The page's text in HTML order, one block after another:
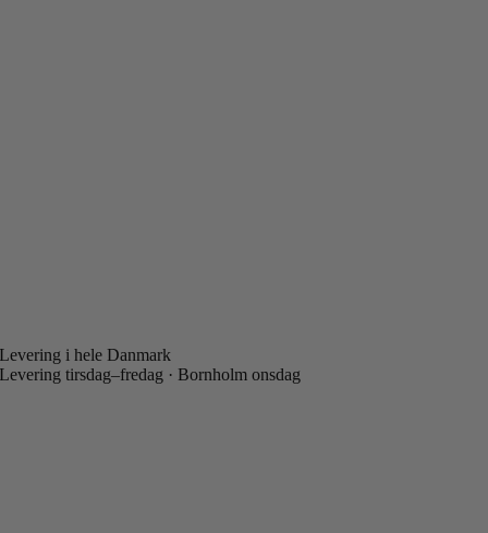
Levering i hele Danmark
Levering tirsdag–fredag · Bornholm onsdag